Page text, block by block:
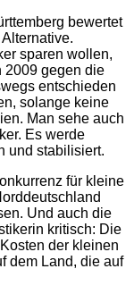
bewertet
sparen wollen,
2009 gegen die
entschieden
solange keine
Man sehe auch
Es werde
und stabilisiert.
für kleine
Und auch die
kritisch: Die
der kleinen
dem Land, die auf